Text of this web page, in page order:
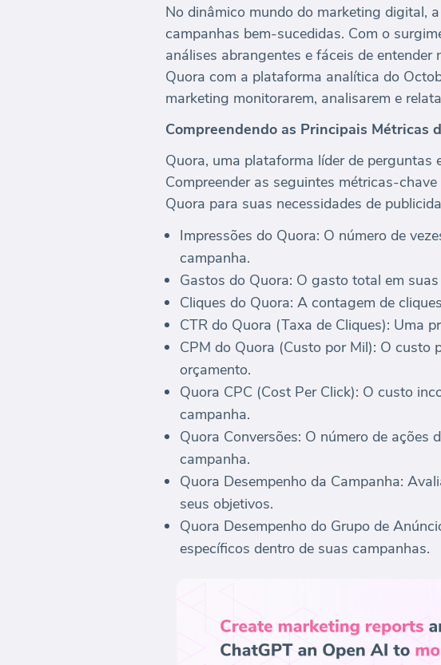
No dinâmico mundo do marketing digital,
campanhas bem-sucedidas. Com o
análises abrangentes e fáceis de
Quora com a plataforma analítica do
marketing monitorarem, analisarem e
Compreendendo as Principais Métricas
Quora, uma plataforma líder de
Compreender as seguintes métricas-
Quora para suas necessidades de
Impressões do Quora: O número de
campanha.
Gastos do Quora: O gasto total em
Cliques do Quora: A contagem de
CTR do Quora (Taxa de Cliques): Uma
CPM do Quora (Custo por Mil): O custo
orçamento.
Quora CPC (Cost Per Click): O custo
campanha.
Quora Conversões: O número de ações
campanha.
Quora Desempenho da Campanha:
seus objetivos.
Quora Desempenho do Grupo de
específicos dentro de suas campanhas.